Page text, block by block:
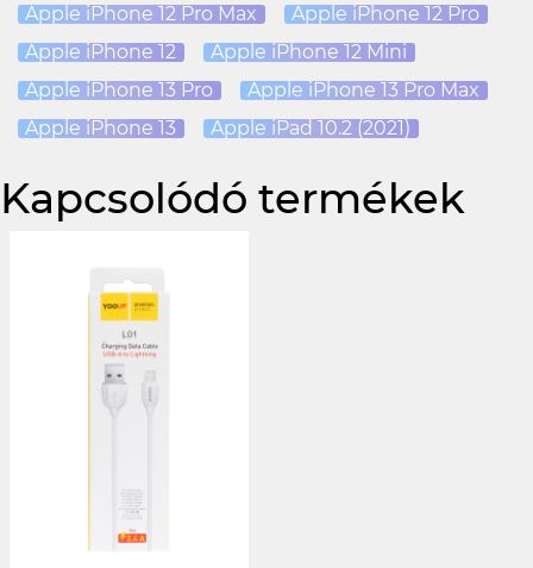
Apple iPhone 12 Pro Max
Apple iPhone 12 Pro
Apple iPhone 12
Apple iPhone 12 Mini
Apple iPhone 13 Pro
Apple iPhone 13 Pro Max
Apple iPhone 13
Apple iPad 10.2 (2021)
Kapcsolódó termékek